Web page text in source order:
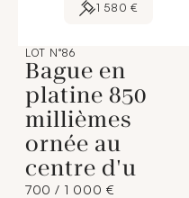
1 580 €
LOT N°86
Bague en
platine 850
millièmes
ornée au
centre d'u
700 / 1 000 €